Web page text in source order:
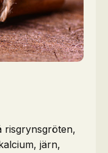
risgrynsgröten,
järn,